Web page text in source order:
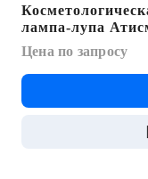
лампа-лупа
Цена по запросу